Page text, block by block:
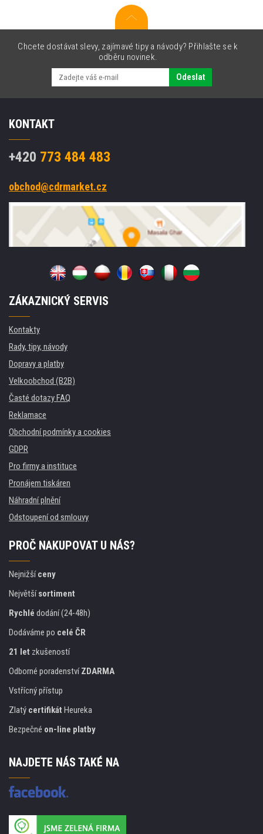
Chcete dostávat slevy, zajímavé tipy a návody? Přihlašte se k
odběru novinek.
Odeslat
KONTAKT
+420 773 484 483
obchod@cdrmarket.cz
ZÁKAZNICKÝ SERVIS
Kontakty
Rady, tipy, návody
Dopravy a platby
Velkoobchod (B2B)
Časté dotazy FAQ
Reklamace
Obchodní podmínky a cookies
GDPR
Pro firmy a instituce
Pronájem tiskáren
Náhradní plnění
Odstoupení od smlouvy
PROČ NAKUPOVAT U NÁS?
Nejnižšíceny
Největšísortiment
Rychlé dodání (24-48h)
Dodáváme po celé ČR
21 let zkušeností
Odborné poradenstvíZDARMA
Vstřícný přístup
Zlatý certifikát Heureka
Bezpečné on-line platby
NAJDETE NÁS TAKÉ NA